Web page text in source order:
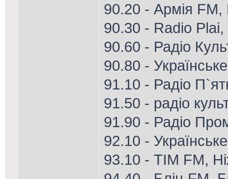
90.20 - Армія FM,
90.30 - Radio
90.60 - Радіо
90.80 -
91.10 - Радіо
91.50 - радіо
91.90 - Радіо
92.10 -
93.10 - ТІМ FM,